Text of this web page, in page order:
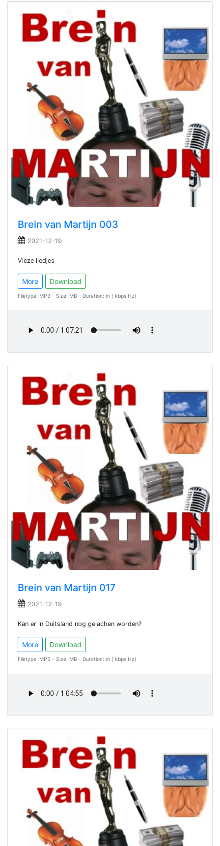
Brein van Martijn 003
2021-12-19
Vieze liedjes
More Download
Filetype: MP3 - Size: MB - Duration: m ( kbps Hz)
Brein van Martijn 017
2021-12-19
Kan er in Duitsland nog gelachen worden?
More Download
Filetype: MP3 - Size: MB - Duration: m ( kbps Hz)